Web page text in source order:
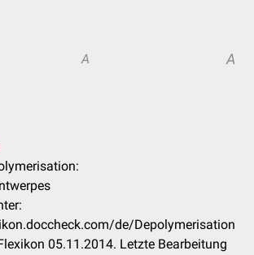
A A
de/Depolymerisation
05.11.2014. Letzte Bearbeitung